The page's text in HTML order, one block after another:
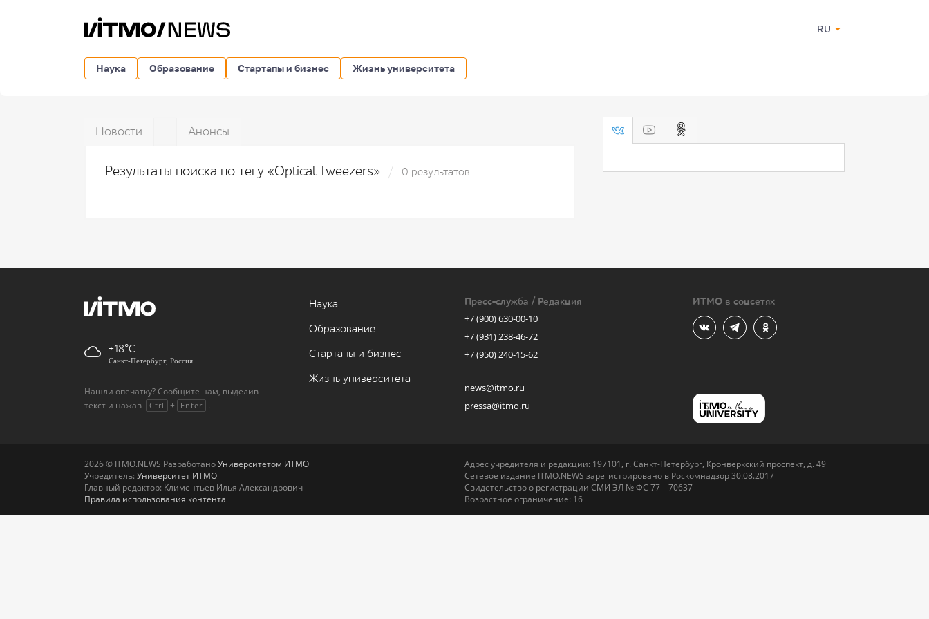
RU
Наука Образование Стартапы и бизнес Жизнь университета
Новости Анонсы
Результаты поиска по тегу «Optical Tweezers» 0 результатов
+18
Санкт-Петербург, Россия
Нашли опечатку? Сообщите нам, выделив
текст и нажав
Ctrl + Enter .
Наука
Образование
Стартапы и бизнес
Жизнь университета
Пресс-служба / Редакция
+7 (900) 630-00-10
+7 (931) 238-46-72
+7 (950) 240-15-62
news@itmo.ru
pressa@itmo.ru
ИТМО в соцсетях
2026 © ITMO.NEWS РазработаноУниверситетом ИТМО
Учредитель: Университет ИТМО
Главный редактор: Климентьев Илья Александрович
Правила использования контента
Адрес учредителя и редакции: 197101, г. Санкт-Петербург, Кронверкский проспект, д. 49
Сетевое издание ITMO.NEWS зарегистрировано в Роскомнадзор 30.08.2017
Свидетельство о регистрации СМИ ЭЛ № ФС 77 – 70637
Возрастное ограничение: 16+